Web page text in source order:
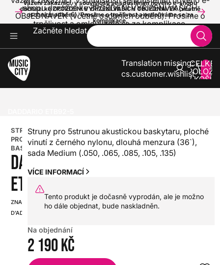
Vážení zákazníci, v souvislosti se spuštěním nového e-shopu
dochází ke ZPOŽDĚNÍ VYŘÍZENÍ VAŠICH OBJEDNÁVEK (včetně
osobních odběrů). Prosíme o trpělivost a omlouváme se za
komplikace.
shopu dochází ke ZPOŽDĚNÍ VYŘÍZENÍ VAŠICH
OBJEDNÁVEK (včetně osobních odběrů). Prosíme o
trpělivost a omlouváme se za komplikace.
Začněte hledat
Translation missing:
cs.customer.wishlist
V
0
STRUNY
PRO
BASKYTARU
DADDARIO
ETB92-5
ZNAČKA:
D'ADDARIO
SKU:
Struny pro 5strunou akustickou baskytaru, ploché
vinutí z černého nylonu, dlouhá menzura (36`),
sada Medium (.050, .065, .085, .105, .135)
VÍCE INFORMACÍ
Tento produkt je dočasně vyprodán, ale je možno
ho dále objednat, bude naskladněn.
Na objednání
2 190 Kč